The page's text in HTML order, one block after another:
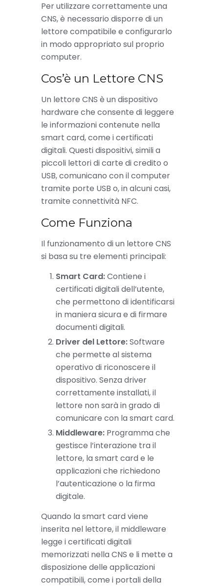
Per utilizzare correttamente una
CNS, è necessario disporre di un
lettore compatibile e configurarlo
in modo appropriato sul proprio
computer.
Cos’è un Lettore CNS
Un lettore CNS è un dispositivo
hardware che consente di leggere
le informazioni contenute nella
smart card, come i certificati
digitali. Questi dispositivi, simili a
piccoli lettori di carte di credito o
USB, comunicano con il computer
tramite porte USB o, in alcuni casi,
tramite connettività NFC.
Come Funziona
Il funzionamento di un lettore CNS
si basa su tre elementi principali:
Smart Card:Contiene i
certificati digitali dell’utente,
che permettono di identificarsi
in maniera sicura e di firmare
documenti digitali.
Driver del Lettore:Software
che permette al sistema
operativo di riconoscere il
dispositivo. Senza driver
correttamente installati, il
lettore non sarà in grado di
comunicare con la smart card.
Middleware: Programma che
gestisce l’interazione tra il
lettore, la smart card e le
applicazioni che richiedono
l’autenticazione o la firma
digitale.
Quando la smart card viene
inserita nel lettore, il middleware
legge i certificati digitali
memorizzati nella CNS e li mette a
disposizione delle applicazioni
compatibili, come i portali della